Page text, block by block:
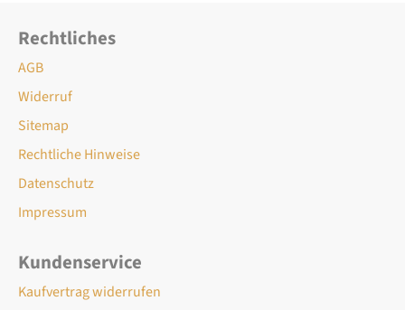
Rechtliches
AGB
Widerruf
Sitemap
Rechtliche Hinweise
Datenschutz
Impressum
Kundenservice
Kaufvertrag widerrufen